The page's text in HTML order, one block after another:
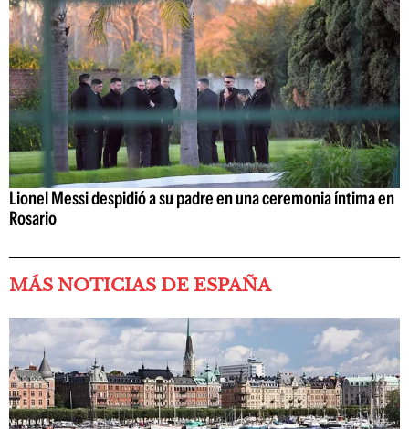
Lionel Messi despidió a su padre en una ceremonia íntima en
Rosario
MÁS NOTICIAS DE ESPAÑA